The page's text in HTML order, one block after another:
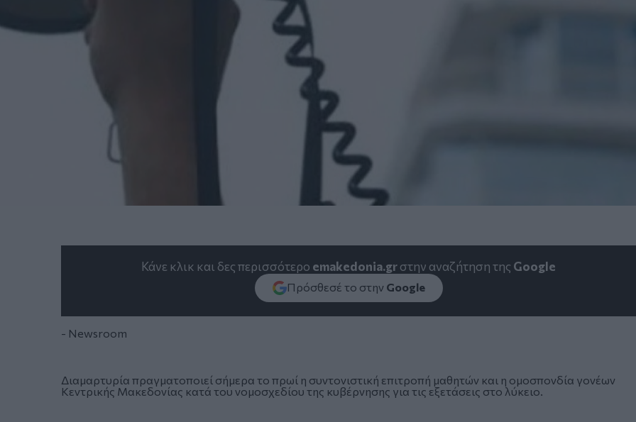
Κάνε κλικ και δες περισσότερο emakedonia.grστην αναζήτηση της Google
Πρόσθεσέ το στην Google
- Newsroom
Διαμαρτυρία πραγματοποιεί σήμερα το πρωί η συντονιστική επιτροπή μαθητών και η ομοσπονδία γονέων
Κεντρικής Μακεδονίας κατά του νομοσχεδίου της κυβέρνησης για τις εξετάσεις στο λύκειο.